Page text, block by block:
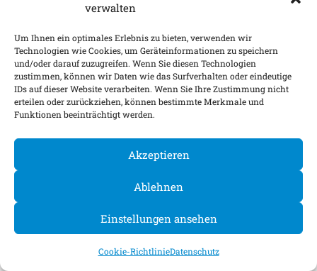
verwalten
Um Ihnen ein optimales Erlebnis zu bieten, verwenden wir
Technologien wie Cookies, um Geräteinformationen zu speichern
und/oder darauf zuzugreifen. Wenn Sie diesen Technologien
zustimmen, können wir Daten wie das Surfverhalten oder eindeutige
IDs auf dieser Website verarbeiten. Wenn Sie Ihre Zustimmung nicht
erteilen oder zurückziehen, können bestimmte Merkmale und
Funktionen beeinträchtigt werden.
Akzeptieren
Ablehnen
Einstellungen ansehen
Cookie-RichtlinieDatenschutz
Datenschutz Barrierefreiheit Kontakt
Cookie-Einstellungen
© 2026